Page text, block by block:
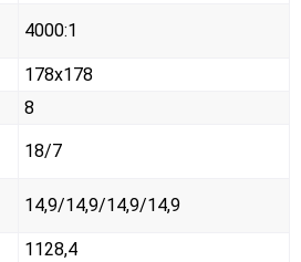
4000:1
178x178
8
18/7
14,9/14,9/14,9/14,9
1128,4